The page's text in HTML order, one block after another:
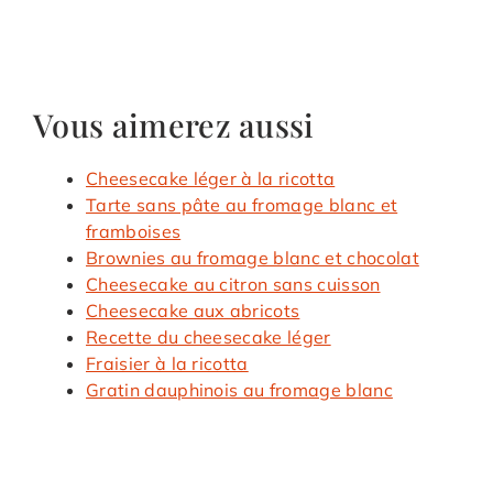
Vous aimerez aussi
Cheesecake léger à la ricotta
Tarte sans pâte au fromage blanc et
framboises
Brownies au fromage blanc et chocolat
Cheesecake au citron sans cuisson
Cheesecake aux abricots
Recette du cheesecake léger
Fraisier à la ricotta
Gratin dauphinois au fromage blanc